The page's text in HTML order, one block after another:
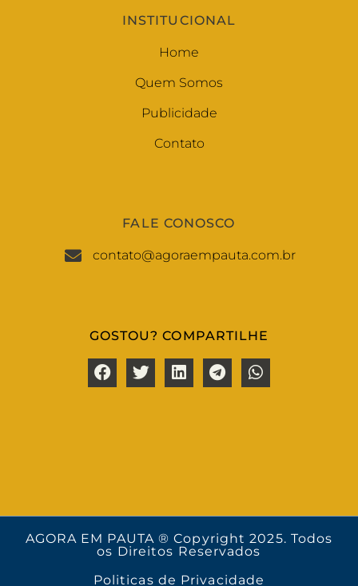
INSTITUCIONAL
Home
Quem Somos
Publicidade
Contato
FALE CONOSCO
contato@agoraempauta.com.br
GOSTOU? COMPARTILHE
AGORA EM PAUTA ® Copyright 2025. Todos
os Direitos Reservados
Politicas de Privacidade